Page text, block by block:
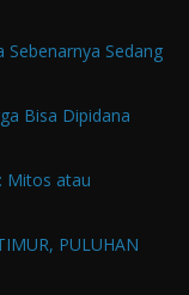
Sedang
Bisa Dipidana
Mitos atau
PULUHAN